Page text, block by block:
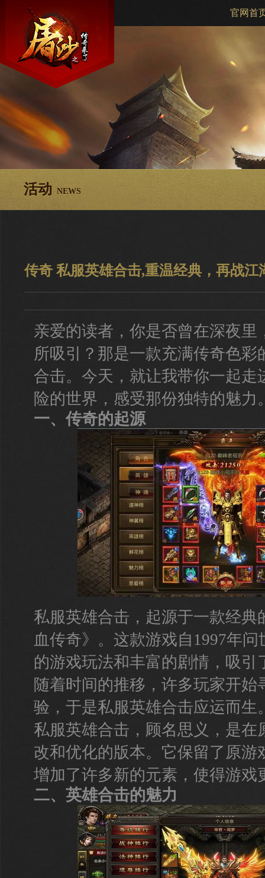
官网首
活动 NEWS
传奇 私服英雄合击,重温经典，再战江
亲爱的读者，你是否曾在深夜里
所吸引？那是一款充满传奇色
合击。今天，就让我带你一起走
险的世界，感受那份独特的魅力
一、传奇的起源
私服英雄合击，起源于一款经
血传奇》。这款游戏自1997年
的游戏玩法和丰富的剧情，吸引
随着时间的推移，许多玩家开始
验，于是私服英雄合击应运而生
私服英雄合击，顾名思义，是在
改和优化的版本。它保留了原游
增加了许多新的元素，使得游戏
二、英雄合击的魅力